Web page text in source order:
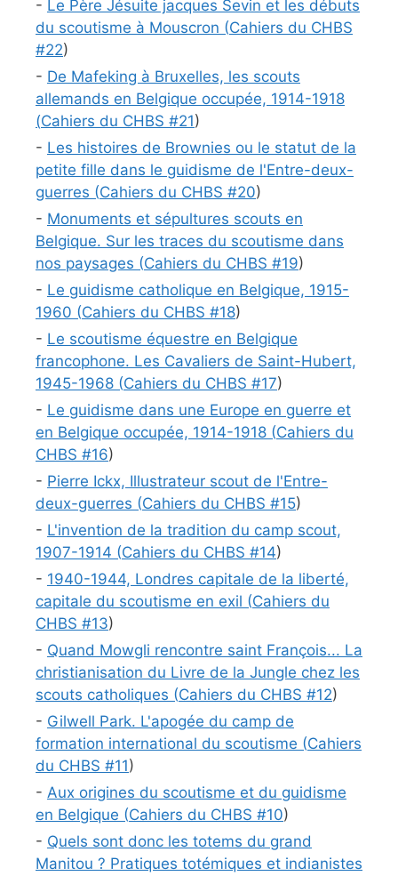
- Le Père Jésuite jacques Sevin et les débuts
du scoutisme à Mouscron (Cahiers du CHBS
#22)
- De Mafeking à Bruxelles, les scouts
allemands en Belgique occupée, 1914-1918
(Cahiers du CHBS #21)
- Les histoires de Brownies ou le statut de la
petite fille dans le guidisme de l'Entre-deux-
guerres (Cahiers du CHBS #20)
- Monuments et sépultures scouts en
Belgique. Sur les traces du scoutisme dans
nos paysages (Cahiers du CHBS #19)
- Le guidisme catholique en Belgique, 1915-
1960 (Cahiers du CHBS #18)
- Le scoutisme équestre en Belgique
francophone. Les Cavaliers de Saint-Hubert,
1945-1968 (Cahiers du CHBS #17)
- Le guidisme dans une Europe en guerre et
en Belgique occupée, 1914-1918 (Cahiers du
CHBS #16)
- Pierre Ickx, Illustrateur scout de l'Entre-
deux-guerres (Cahiers du CHBS #15)
- L'invention de la tradition du camp scout,
1907-1914 (Cahiers du CHBS #14)
- 1940-1944, Londres capitale de la liberté,
capitale du scoutisme en exil (Cahiers du
CHBS #13)
- Quand Mowgli rencontre saint François... La
christianisation du Livre de la Jungle chez les
scouts catholiques (Cahiers du CHBS #12)
- Gilwell Park. L'apogée du camp de
formation international du scoutisme (Cahiers
du CHBS #11)
- Aux origines du scoutisme et du guidisme
en Belgique (Cahiers du CHBS #10)
- Quels sont donc les totems du grand
Manitou ? Pratiques totémiques et indianistes